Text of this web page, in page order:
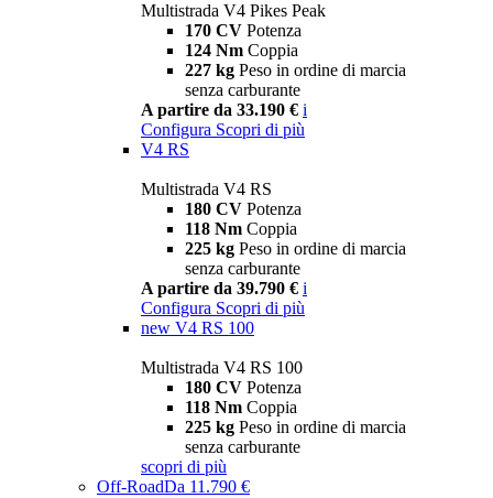
Multistrada V4 Pikes Peak
170 CV Potenza
124 Nm Coppia
227 kg Peso in ordine di marcia
senza carburante
A partire da 33.190 € i
Configura Scopri di più
V4 RS
Multistrada V4 RS
180 CV Potenza
118 Nm Coppia
225 kg Peso in ordine di marcia
senza carburante
A partire da 39.790 € i
Configura Scopri di più
new V4 RS 100
Multistrada V4 RS 100
180 CV Potenza
118 Nm Coppia
225 kg Peso in ordine di marcia
senza carburante
scopri di più
Off-RoadDa 11.790 €